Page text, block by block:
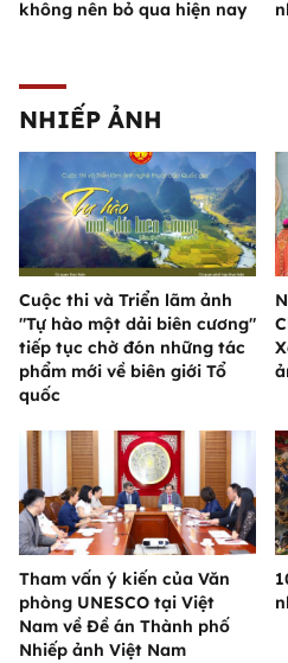
không nên bỏ qua hiện nay
NHIẾP ẢNH
Cuộc thi và Triển lãm ảnh
"Tự hào một dải biên cương"
tiếp tục chờ đón những tác
phẩm mới về biên giới Tổ
quốc
Tham vấn ý kiến của Văn
phòng UNESCO tại Việt
Nam về Đề án Thành phố
Nhiếp ảnh Việt Nam